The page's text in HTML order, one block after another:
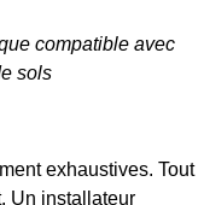
compatible avec
sols
exhaustives. Tout
Un installateur